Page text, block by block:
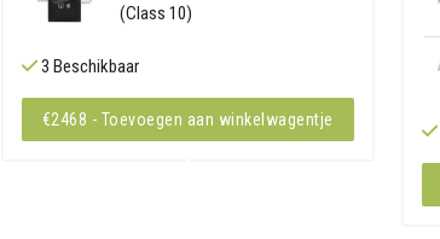
(Class 10)
3 Beschikbaar
€2468 - Toevoegen aan winkelwagentje